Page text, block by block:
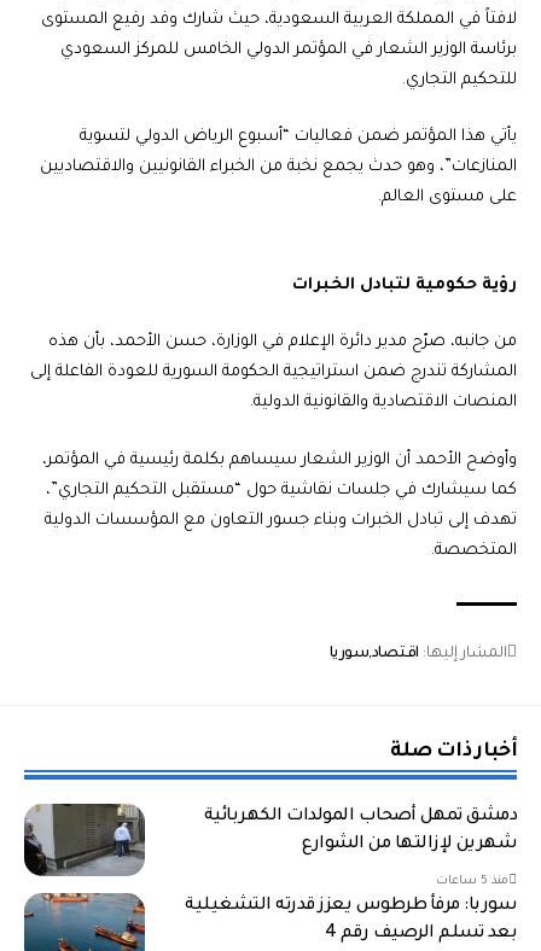
لافتاً في المملكة العربية السعودية، حيث شارك وفد رفيع المستوى
برئاسة الوزير الشعار في المؤتمر الدولي الخامس للمركز السعودي
للتحكيم التجاري.
يأتي هذا المؤتمر ضمن فعاليات “أسبوع الرياض الدولي لتسوية
المنازعات”، وهو حدث يجمع نخبة من الخبراء القانونيين والاقتصاديين
على مستوى العالم.
رؤية حكومية لتبادل الخبرات
من جانبه، صرّح مدير دائرة الإعلام في الوزارة، حسن الأحمد، بأن هذه
المشاركة تندرج ضمن استراتيجية الحكومة السورية للعودة الفاعلة إلى
المنصات الاقتصادية والقانونية الدولية.
وأوضح الأحمد أن الوزير الشعار سيساهم بكلمة رئيسية في المؤتمر،
كما سيشارك في جلسات نقاشية حول “مستقبل التحكيم التجاري”،
تهدف إلى تبادل الخبرات وبناء جسور التعاون مع المؤسسات الدولية
المتخصصة.
المشار إليها: اقتصادسوريا
أخبار ذات صلة
دمشق تمهل أصحاب المولدات الكهربائية
شهرين لإزالتها من الشوارع
منذ 5 ساعات
سوربا: مرفأ طرطوس يعزز قدرته التشغيلية
بعد تسلم الرصيف رقم 4